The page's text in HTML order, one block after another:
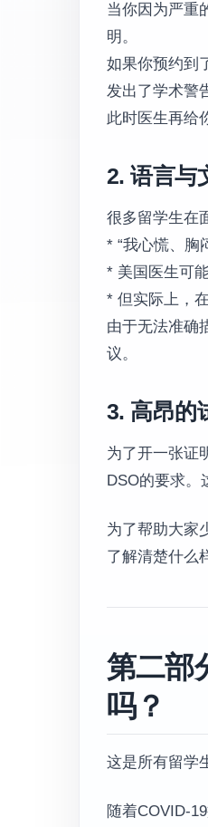
当你因为严重
明。
如果你预约到
发出了学术警
此时医生再给
2. 语言与
很多留学生在
* “我心慌、胸
* 美国医生可
* 但实际上，
由于无法准确
议。
3. 高昂的
为了开一张证
DSO的要求。
为了帮助大家
了解清楚什么
第二部
吗？
这是所有留学
随着COVID-